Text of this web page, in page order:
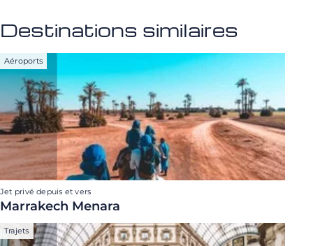
Destinations similaires
Aéroports
Jet privé depuis et vers
Marrakech Menara
Trajets